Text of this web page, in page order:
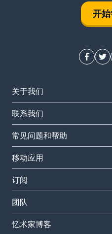
开
关于我们
联系我们
常见问题和帮助
移动应用
订阅
团队
忆术家博客